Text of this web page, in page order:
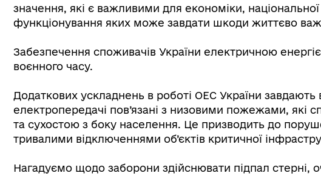
значення, які є важливими для економіки,
функціонування яких може завдати шкоди життєво
Забезпечення споживачів України електричною
воєнного часу.
Додаткових ускладнень в роботі ОЕС України завдають
електропередачі пов’язані з низовими пожежами, які
та сухостою з боку населення. Це призводить до
тривалими відключеннями об’єктів критичної
Нагадуємо щодо заборони здійснювати підпал стерні,